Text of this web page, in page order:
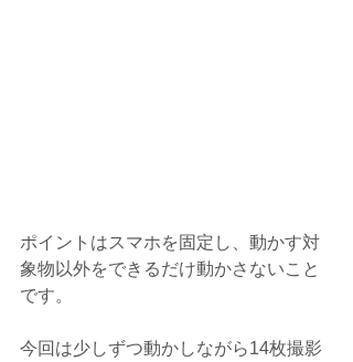
ポイントはスマホを固定し、動かす対
象物以外をできるだけ動かさないこと
です。
今回は少しずつ動かしながら14枚撮影